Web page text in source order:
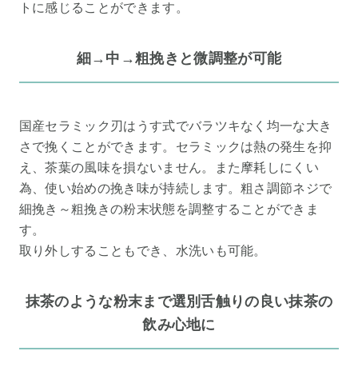
トに感じることができます。
細→中→粗挽きと微調整が可能
国産セラミック刃はうす式でバラツキなく均一な大き
さで挽くことができます。セラミックは熱の発生を抑
え、茶葉の風味を損ないません。また摩耗しにくい
為、使い始めの挽き味が持続します。粗さ調節ネジで
細挽き～粗挽きの粉末状態を調整することができま
す。
取り外しすることもでき、水洗いも可能。
抹茶のような粉末まで選別舌触りの良い抹茶の
飲み心地に